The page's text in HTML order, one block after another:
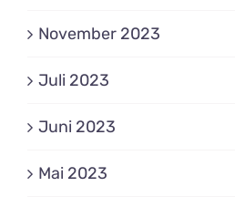
November 2023
Juli 2023
Juni 2023
Mai 2023